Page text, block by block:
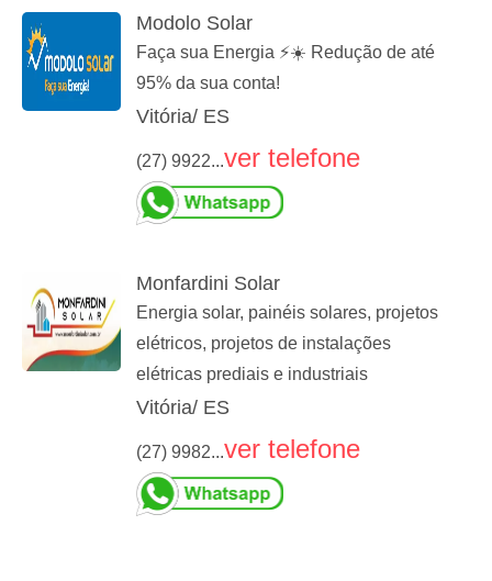
Modolo Solar
Faça sua Energia ⚡☀️ Redução de até
95% da sua conta!
Vitória/ ES
(27) 9922...ver telefone
Monfardini Solar
Energia solar, painéis solares, projetos
elétricos, projetos de instalações
elétricas prediais e industriais
Vitória/ ES
(27) 9982...ver telefone